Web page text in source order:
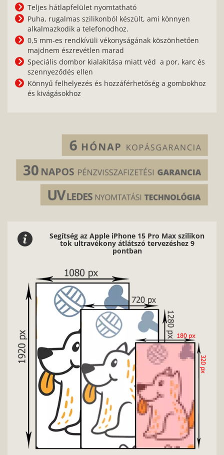
Teljes hátlapfelület nyomtatható
Puha, rugalmas szilikonból készült, ami könnyen
alkalmazkodik a telefonodhoz.
0,5 mm-es rendkívüli vékonyságának köszönhetően
majdnem észrevétlen marad
Speciális dombor kialakítása miatt véd a por, karc és
szennyeződés ellen
Könnyű felhelyezés és hozzáférhetőség a gombokhoz
és kivágásokhoz
Segítség az Apple iPhone 15 Pro Max szilikon
tok ultravékony átlátszó tervezéshez 9
pontban